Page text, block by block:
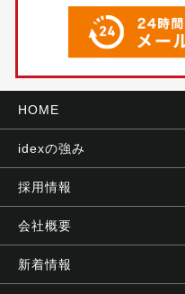
HOME
idexの強み
採用情報
会社概要
新着情報